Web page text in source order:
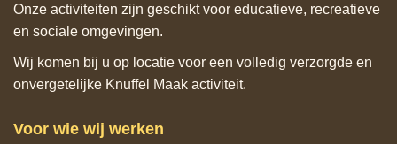
Onze activiteiten zijn geschikt voor educatieve, recreatieve
en sociale omgevingen.
Wij komen bij u op locatie voor een volledig verzorgde en
onvergetelijke Knuffel Maak activiteit.
Voor wie wij werken